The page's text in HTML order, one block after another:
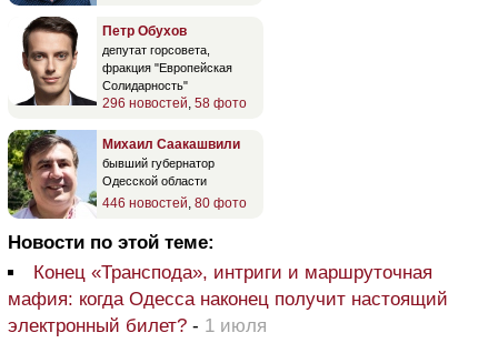
Петр Обухов
депутат горсовета,
фракция "Европейская
Солидарность"
296 новостей 58 фото
Михаил Саакашвили
бывший губернатор
Одесской области
446 новостей 80 фото
Новости по этой теме:
Конец «Транспода», интриги и маршруточная
мафия: когда Одесса наконец получит настоящий
электронный билет? - 1 июля